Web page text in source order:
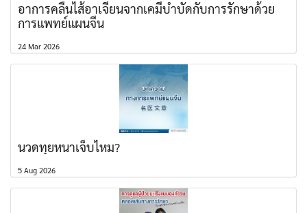
อาการคลื่นไส้อาเจียนจากเคมีบำบัดกับการรักษาด้วย
การแพทย์แผนจีน
24 Mar 2026
นวดทุยหนาเจ็บไหม?
5 Aug 2026